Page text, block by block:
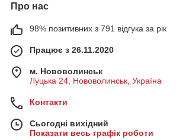
Про нас
98% позитивних з 791 відгука за рік
Працює з 26.11.2020
м. Нововолинськ
Луцька 24, Нововолинськ, Україна
Контакти
Сьогодні вихідний
Показати весь графік роботи